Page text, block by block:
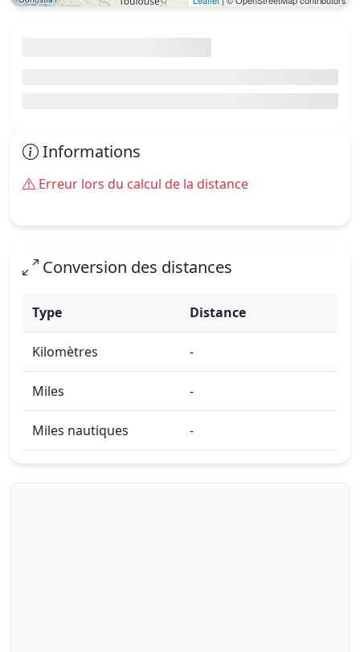
Informations
Erreur lors du calcul de la distance
Conversion des distances
Type Distance
Kilomètres -
Miles -
Miles nautiques -